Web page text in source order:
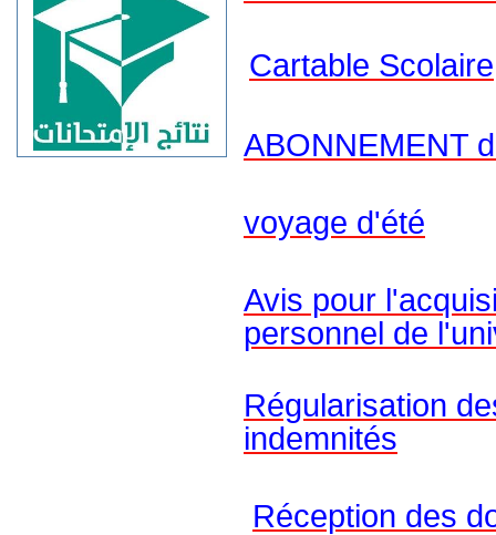
Cartable Scolaire
ABONNEMENT
voyage d'été
Avis pour
personnel de
Régularisation
indemnités
Réception des